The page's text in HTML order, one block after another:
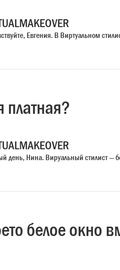
Евгения. В Виртуальном
платная?
день, Нина. Вируальный стилист —
белое окно